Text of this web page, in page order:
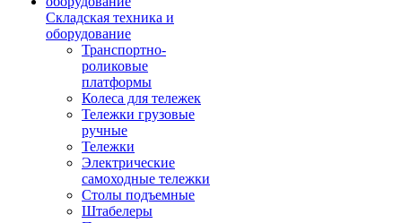
Складская техника и
оборудование
Транспортно-
роликовые
платформы
Колеса для тележек
Тележки грузовые
ручные
Тележки
Электрические
самоходные тележки
Столы подъемные
Штабелеры